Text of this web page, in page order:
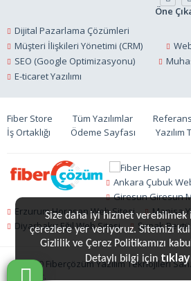
Öne
Dijital Pazarlama Çözümleri
Müşteri İlişkileri Yönetimi (CRM)
SEO (Google Optimizasyonu)
E-ticaret Yazılımı
Fiber Store Tüm Yazılımlar
İş Ortaklığı
Ödeme Sayfası Yazılım
Ankara Çubuk
Giresun Giresun
Erzurum Horasan Web Sitesi
Manisa
Diyarbakır Eğil Web Sitesi
Şırnak
© 2020 Fiberçözüm Yazılım Teknojileri
Size daha iyi hizmet verebilmek
çerezlere yer veriyoruz. Sitemizi
Gizlilik ve Çerez Politikamızı
Detaylı bilgi için